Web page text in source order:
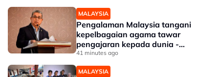
MALAYSIA
Pengalaman Malaysia tangani
kepelbagaian agama tawar
pengajaran kepada dunia -
Aaron
41 minutes ago
MALAYSIA